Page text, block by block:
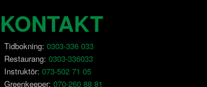
KONTAKT
Tidbokning: 0303-336 033
Restaurang: 0303-336033
Instruktör: 073-502 71 05
Greenkeeper: 070-260 88 81